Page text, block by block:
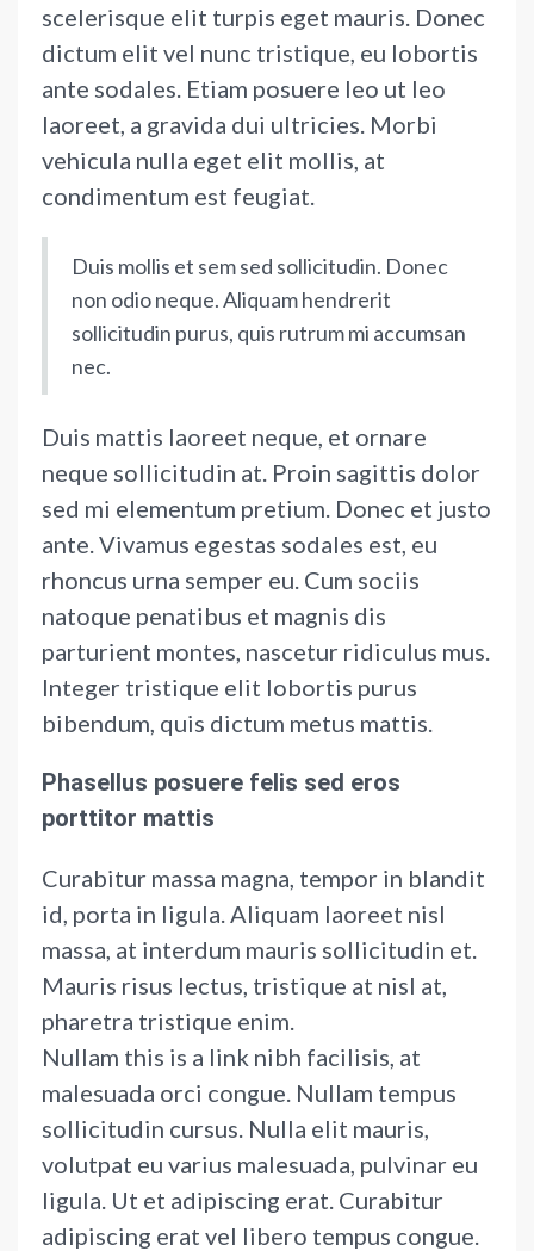
scelerisque elit turpis eget mauris. Donec
dictum elit vel nunc tristique, eu lobortis
ante sodales. Etiam posuere leo ut leo
laoreet, a gravida dui ultricies. Morbi
vehicula nulla eget elit mollis, at
condimentum est feugiat.
Duis mollis et sem sed sollicitudin. Donec
non odio neque. Aliquam hendrerit
sollicitudin purus, quis rutrum mi accumsan
nec.
Duis mattis laoreet neque, et ornare
neque sollicitudin at. Proin sagittis dolor
sed mi elementum pretium. Donec et justo
ante. Vivamus egestas sodales est, eu
rhoncus urna semper eu. Cum sociis
natoque penatibus et magnis dis
parturient montes, nascetur ridiculus mus.
Integer tristique elit lobortis purus
bibendum, quis dictum metus mattis.
Phasellus posuere felis sed eros
porttitor mattis
Curabitur massa magna, tempor in blandit
id, porta in ligula. Aliquam laoreet nisl
massa, at interdum mauris sollicitudin et.
Mauris risus lectus, tristique at nisl at,
pharetra tristique enim.
Nullam this is a link nibh facilisis, at
malesuada orci congue. Nullam tempus
sollicitudin cursus. Nulla elit mauris,
volutpat eu varius malesuada, pulvinar eu
ligula. Ut et adipiscing erat. Curabitur
adipiscing erat vel libero tempus congue.